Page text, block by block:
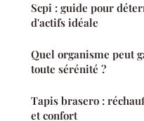
Scpi : guide pour
d'actifs idéale
Quel organisme peut
toute sérénité ?
Tapis brasero :
et confort